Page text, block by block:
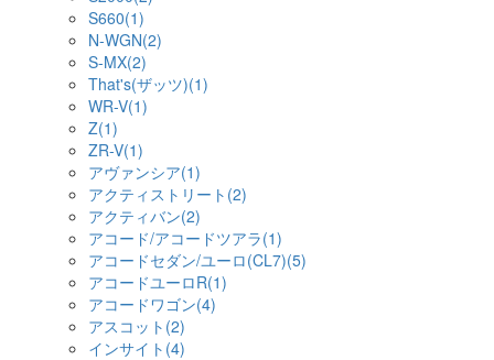
S660(1)
N-WGN(2)
S-MX(2)
That's(ザッツ)(1)
WR-V(1)
Z(1)
ZR-V(1)
アヴァンシア(1)
アクティストリート(2)
アクティバン(2)
アコード/アコードツアラ(1)
アコードセダン/ユーロ(CL7)(5)
アコードユーロR(1)
アコードワゴン(4)
アスコット(2)
インサイト(4)